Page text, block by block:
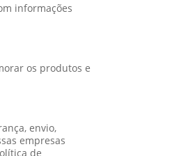
informações
os produtos e
envio,
empresas
de